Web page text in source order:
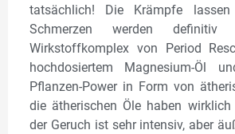
tatsächlich! Die Krämpfe
Schmerzen werden definitiv
Wirkstoffkomplex von Period
hochdosiertem Magnesium-Öl
Pflanzen-Power in Form von
die ätherischen Öle haben
der Geruch ist sehr intensiv, aber